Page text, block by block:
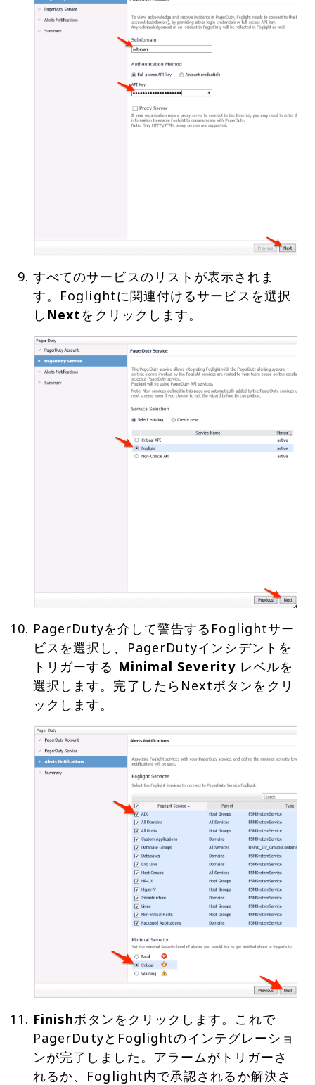
すべてのサービスのリストが表示されま
す。Foglightに関連付けるサービスを選択
し Next
PagerDutyを介して警告するFoglightサー
ビスを選択し、PagerDutyインシデントを
トリガーする Minimal Severityレベルを
選択します。完了したらNextボタンをクリ
Finishボタンをクリックします。これで
PagerDutyとFoglightのインテグレーショ
ンが完了しました。アラームがトリガーさ
れるか、Foglight内で承認されるか解決さ